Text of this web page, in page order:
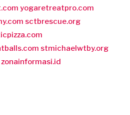
yogaretreatpro.com
sctbrescue.org
stmichaelwtby.org
zonainformasi.id